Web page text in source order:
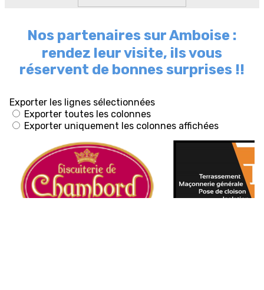
Nos partenaires sur Amboise :
rendez leur visite, ils vous
réservent de bonnes surprises !!